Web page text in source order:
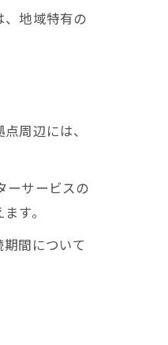
、地域特有の
周辺には、
ーサービスの
す。
間について